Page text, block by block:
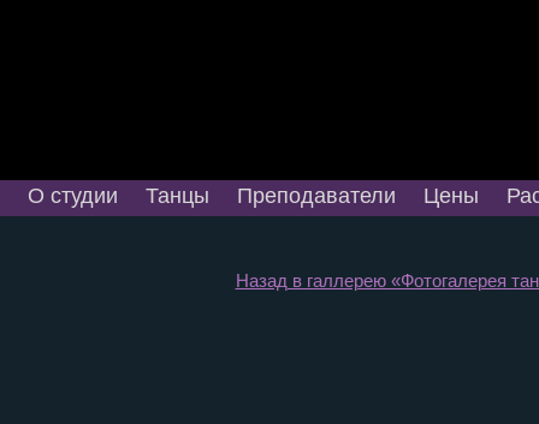
О студии Танцы Преподаватели Цены
Назад в галлерею «Фотогалерея